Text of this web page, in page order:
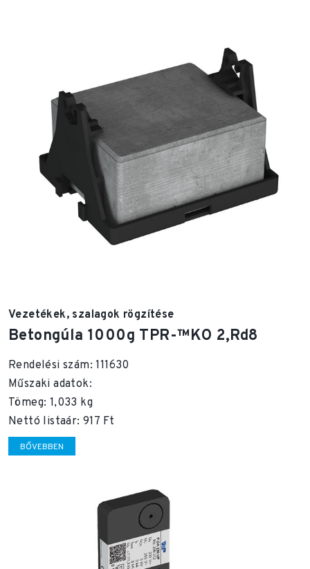
Vezetékek, szalagok rögzítése
Betongúla 1000g TPR-™KO 2,Rd8
Rendelési szám: 111630
Műszaki adatok:
Tömeg: 1,033 kg
Nettó listaár: 917 Ft
BŐVEBBEN